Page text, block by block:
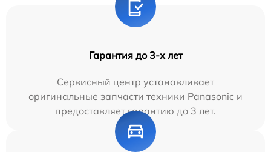
Гарантия до 3-х лет
Сервисный центр устанавливает
оригинальные запчасти техники Panasonic и
предоставляет гарантию до 3 лет.